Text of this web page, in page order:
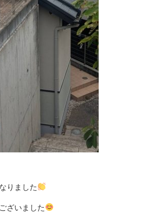
りました
ざいました